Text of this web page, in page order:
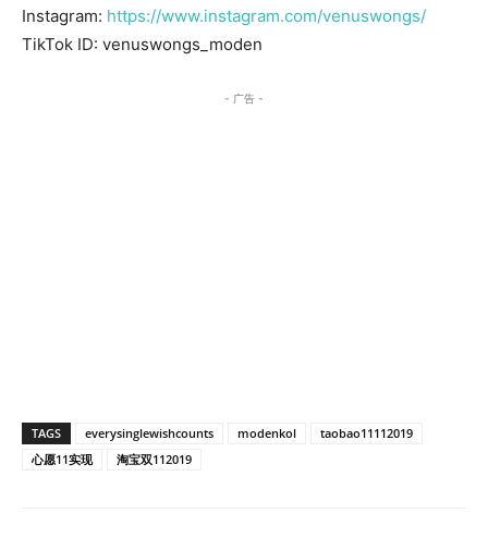
Instagram: https://www.instagram.com/venuswongs/
TikTok ID: venuswongs_moden
- 广告 -
TAGS everysinglewishcounts modenkol
taobao11112019
心愿11实现
淘宝双112019